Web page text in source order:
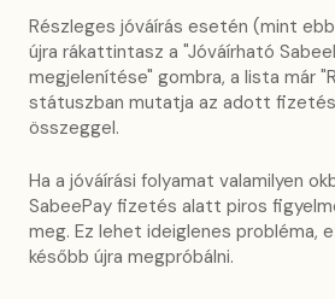
Részleges jóváírás esetén (mint
újra rákattintasz a "Jóváírható
megjelenítése" gombra, a lista már
státuszban mutatja az adott
összeggel.
Ha a jóváírási folyamat valamilyen
SabeePay fizetés alatt piros
meg. Ez lehet ideiglenes probléma,
később újra megpróbálni.